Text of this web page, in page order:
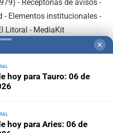
- Receptorías de avisos -
- Elementos institucionales-
Litoral - MediaKit
con:
✕
hoy para Tauro: 06 de
hoy para Aries: 06 de